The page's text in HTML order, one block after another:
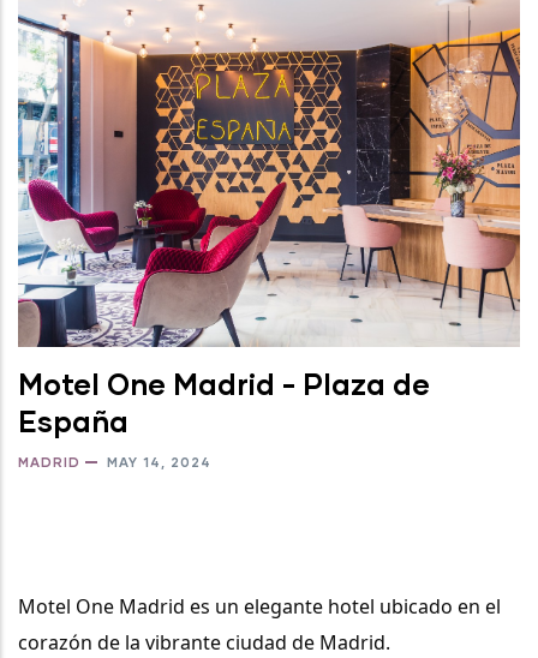
Motel One Madrid - Plaza de
España
MADRID MAY 14, 2024
Motel One Madrid es un elegante hotel ubicado en el
corazón de la vibrante ciudad de Madrid.